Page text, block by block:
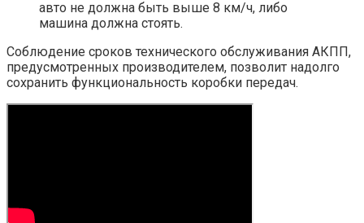
авто не должна быть выше 8 км/ч, либо
машина должна стоять.
Соблюдение сроков технического обслуживания АКПП,
предусмотренных производителем, позволит надолго
сохранить функциональность коробки передач.